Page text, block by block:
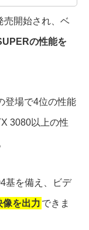
売開始され、ベ
の性能を
登場で4位の性能
3080以上の性
基を備え、ビデ
を出力 できま